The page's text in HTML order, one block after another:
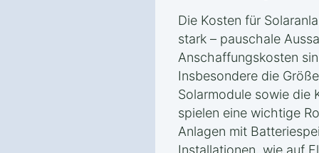
Die Kosten für
stark – pauschale
Anschaffungskosten
Insbesondere die
Solarmodule sowie die
spielen eine wichtige
Anlagen mit
Installationen, wie auf